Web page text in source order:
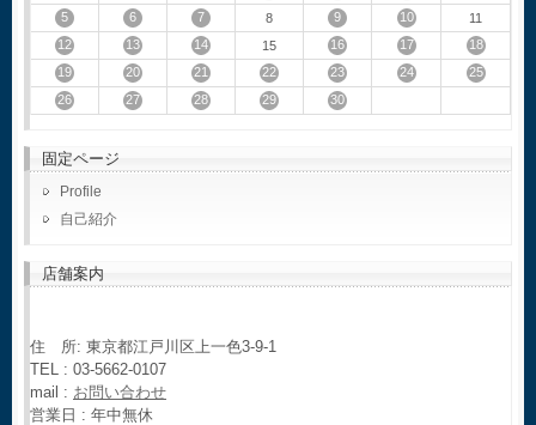
5
6 7 8 9 10
11
12
13 14 15 16 17
18
19
20 21 22 23 24
25
26
27 28 29 30
固定ページ
Profile
自己紹介
店舗案内
住 所: 東京都江戸川区上一色3-9-1
TEL : 03-5662-0107
mail : お問い合わせ
営業日 : 年中無休